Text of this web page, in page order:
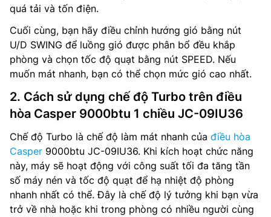
quá tải và tốn điện.
Cuối cùng, bạn hãy điều chỉnh hướng gió bằng nút
U/D SWING để luồng gió được phân bổ đều khắp
phòng và chọn tốc độ quạt bằng nút SPEED. Nếu
muốn mát nhanh, bạn có thể chọn mức gió cao nhất.
2. Cách sử dụng chế độ Turbo trên điều
hòa Casper 9000btu 1 chiều JC-09IU36
Chế độ Turbo là chế độ làm mát nhanh của điều hòa
Casper 9000btu JC-09IU36. Khi kích hoạt chức năng
này, máy sẽ hoạt động với công suất tối đa tăng tần
số máy nén và tốc độ quạt để hạ nhiệt độ phòng
nhanh nhất có thể. Đây là chế độ lý tưởng khi bạn vừa
trở về nhà hoặc khi trong phòng có nhiều người cùng